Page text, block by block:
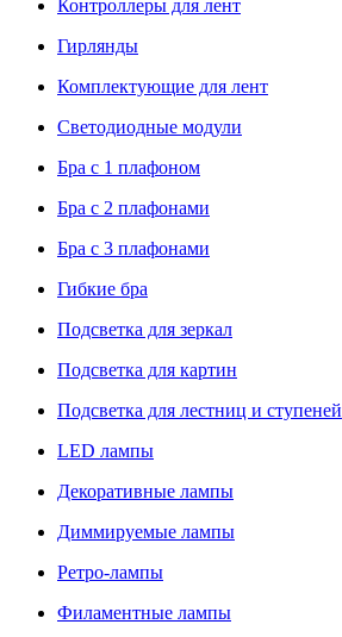
Контроллеры для лент
Гирлянды
Комплектующие для лент
Светодиодные модули
Бра с 1 плафоном
Бра с 2 плафонами
Бра с 3 плафонами
Гибкие бра
Подсветка для зеркал
Подсветка для картин
Подсветка для лестниц и ступеней
LED лампы
Декоративные лампы
Диммируемые лампы
Ретро-лампы
Филаментные лампы